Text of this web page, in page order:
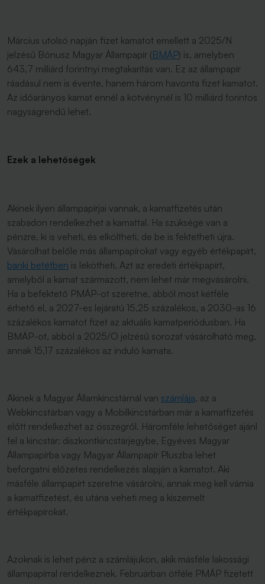
Március utolsó napján fizet kamatot emellett a 2025/N
jelzésű Bónusz Magyar Állampapír (BMÁP) is, amelyben
643,7 milliárd forintnyi megtakarítás van. Ez az állampapír
ráadásul nem is évente, hanem három havonta fizet kamatot.
Az időarányos kamat ennél a kötvénynél is 10 milliárd forintos
nagyságrendű lehet.
Ezek a lehetőségek
Akinek ilyen állampapírjai vannak, a kamatfizetés után
szabadon rendelkezhet a kamattal. Ha szüksége van a
pénzre, ki is veheti, és elköltheti, de be is fektetheti újra.
Vásárolhat belőle más állampapírokat vagy egyéb értékpapírt,
banki betétben is lekötheti. Azt az eredeti értékpapírt,
amelyből a kamat származott, nem lehet már megvásárolni.
Ha a befektető PMÁP-ot szeretne, abból most kétféle
érhető el, a 2027-es lejáratú 15,25 százalékos, a 2030-as 16
százalékos kamatot fizet az aktuális kamatperiódusban. Ha
BMÁP-ot, abból a 2025/O jelzésű sorozat vásárolható meg,
annak 15,17 százalékos az induló kamata.
Akinek a Magyar Államkincstárnál van számlája, az a
Webkincstárban vagy a Mobilkincstárban már a kamatfizetés
előtt rendelkezhet az összegről. Háromféle lehetőséget ajánl
fel a kincstár: diszkontkincstárjegybe, Egyéves Magyar
Állampapírba vagy Magyar Állampapír Pluszba lehet
beforgatni előzetes rendelkezés alapján a kamatot. Aki
másféle állampapírt szeretne vásárolni, annak meg kell várnia
a kamatfizetést, és utána veheti meg a kiszemelt
értékpapírokat.
Azoknak is lehet pénz a számlájukon, akik másféle lakossági
állampapírral rendelkeznek. Februárban ötféle PMÁP fizetett